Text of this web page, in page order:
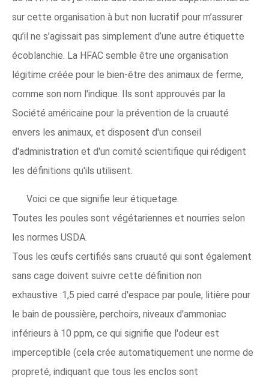
sur cette organisation à but non lucratif pour m’assurer
qu’il ne s’agissait pas simplement d’une autre étiquette
écoblanchie. La HFAC semble être une organisation
légitime créée pour le bien-être des animaux de ferme,
comme son nom l'indique. Ils sont approuvés par la
Société américaine pour la prévention de la cruauté
envers les animaux, et disposent d'un conseil
d'administration et d'un comité scientifique qui rédigent
les définitions qu'ils utilisent.
Voici ce que signifie leur étiquetage.
Toutes les poules sont végétariennes et nourries selon
les normes USDA.
Tous les œufs certifiés sans cruauté qui sont également
sans cage doivent suivre cette définition non
exhaustive :1,5 pied carré d'espace par poule, litière pour
le bain de poussière, perchoirs, niveaux d'ammoniac
inférieurs à 10 ppm, ce qui signifie que l'odeur est
imperceptible (cela crée automatiquement une norme de
propreté, indiquant que tous les enclos sont